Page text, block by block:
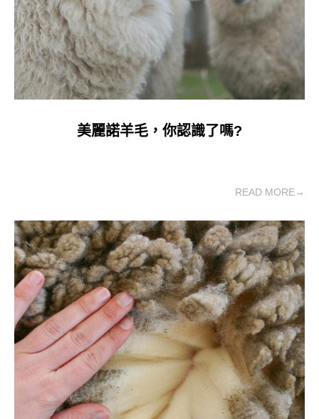
美麗諾羊毛，你認識了嗎?
READ MORE→